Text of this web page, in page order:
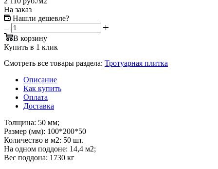
На заказ
Нашли дешевле?
В корзину
Купить в 1 клик
Смотреть все товары раздела: Тротуарная плитка
Описание
Как купить
Оплата
Доставка
Толщина: 50 мм;
Размер (мм): 100*200*50
Количество в м2: 50 шт.
На одном поддоне: 14,4 м2;
Вес поддона: 1730 кг